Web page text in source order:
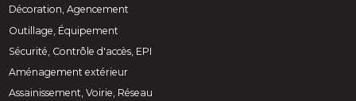
Décoration, Agencement
Outillage, Équipement
Sécurité, Contrôle d'accès, EPI
Aménagement extérieur
Assainissement, Voirie, Réseau